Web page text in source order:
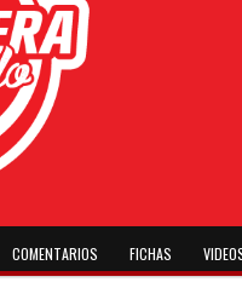
COMENTARIOS FICHAS